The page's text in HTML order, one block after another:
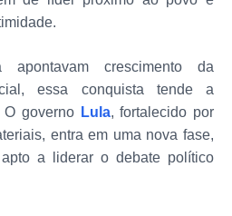
crescimento da
essa conquista tende a
governo Lula, fortalecido por
entra em uma nova fase,
a liderar o debate político